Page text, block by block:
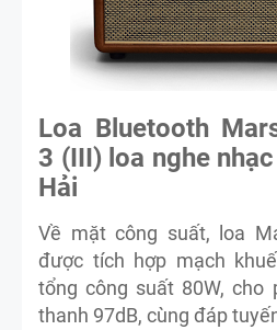
Loa Bluetooth
3 (III) loa nghe
Hải
Về mặt công suất, loa
được tích hợp mạch
tổng công suất 80W, cho
thanh 97dB, cùng đáp